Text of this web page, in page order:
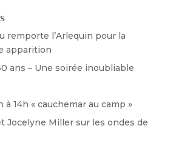
remporte l’Arlequin pour la
apparition
ans – Une soirée inoubliable
14h « cauchemar au camp »
Jocelyne Miller sur les ondes de